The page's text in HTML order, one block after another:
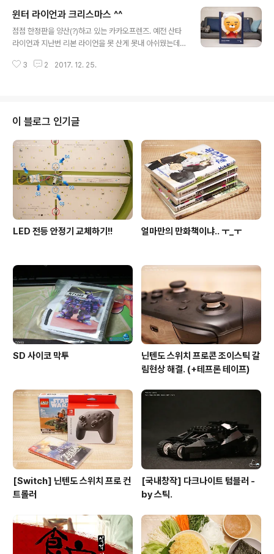
는지 좀 커요. 표지도 내지도 모두 컬러를 참 잘 뽑는다는
생각이 들게 합니다. 옐로우는 데일리 구성입니다. 항상 작
은 사이즈는 데일리에요. 쿠폰 개수는 갈수록 줄어드네요.
는 스벅이지만, 점점 서비스가 떨어지는 느낌은 지울수가
윈터 라이언과 크리스마스 ^^
점점 한정판을 양산(?)하고 있는 카카오프렌즈. 예전 산타
라이언과 지난번 리본 라이언을 못 산게 못내 아쉬웠는데..
니다. 이름은 '윈터 라이언(Winter RYAN)'블루와 레드 컬
인해 서있기 힘들다는게 단점..;; 털모자를 쓴 라이언의 포
인트는.. 머리가 아닌 패딩점퍼 아래로 살짝 들어나는 아랫
배입니다. 저거 정말 귀여워요. ㅋㅋ 대두이니만큼 모자를
벗기면 무슨 망토 같아지는 마법. 올 크리스마스는 윈터 라
이언과 함께 합니다. 뒤에 작은 트리와 전..
3 2 2017. 12. 25.
이 블로그 인기글
LED 전등 안정기 교체하기!! 얼마만의 만화책이냐.. ㅜ_ㅜ
SD 사이코 막투
닌텐도 스위치 프로콘 조이스틱 갈
림현상 해결. (+테프론 테이프)
[Switch] 닌텐도 스위치 프로 컨
트롤러
[국내창작] 다크나이트 텀블러 -
by 스틱.